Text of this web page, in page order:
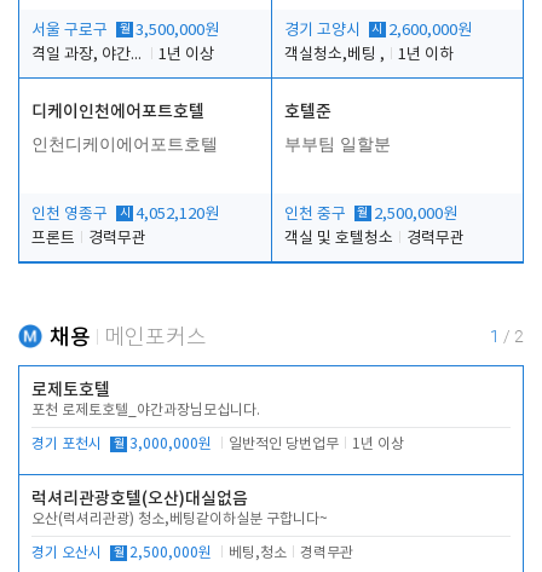
서울 구로구 월 3,500,000원
격일 과장, 야간 대리, 청소 이모
1년 이상
경기 고양시 시
2,600,000원
객실청소,베팅 ,
1년 이하
디케이인천에어포트호텔
인천디케이에어포트호텔
인천 영종구 시 4,052,120원
프론트
경력무관
호텔준
부부팀 일할분
인천 중구 월 2,500,000원
객실 및 호텔청소
경력무관
채용 메인포커스 1 / 2
로제토호텔
포천 로제토호텔_야간과장님모십니다.
경기 포천시 월 3,000,000원 일반적인 당번업무 1년 이상
럭셔리관광호텔(오산)대실없음
오산(럭셔리관광) 청소,베팅같이하실분 구합니다~
경기 오산시 월 2,500,000원 베팅,청소 경력무관